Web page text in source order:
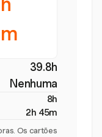
39.8h
Nenhuma
8h
2h 45m
Os cartões